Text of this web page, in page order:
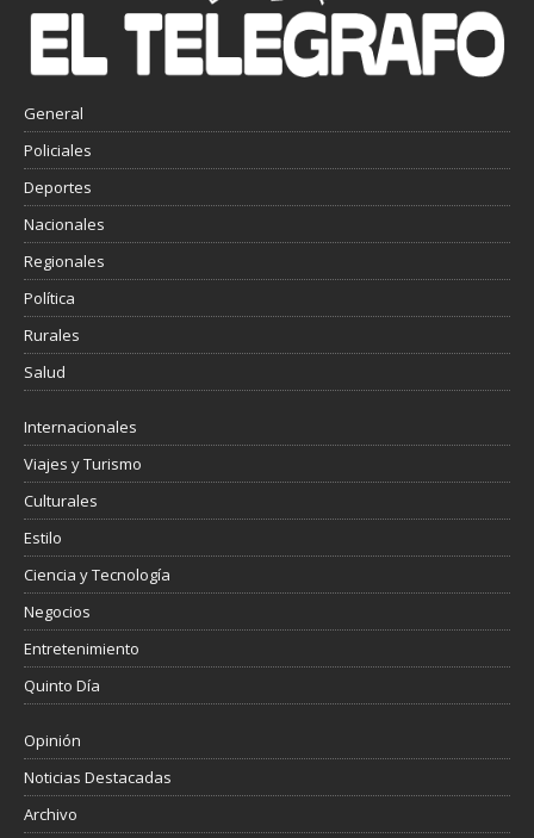
General
Policiales
Deportes
Nacionales
Regionales
Política
Rurales
Salud
Internacionales
Viajes y Turismo
Culturales
Estilo
Ciencia y Tecnología
Negocios
Entretenimiento
Quinto Día
Opinión
Noticias Destacadas
Archivo